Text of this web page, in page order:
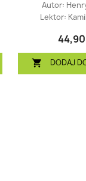
Autor:
Lektor:
 DODAJ